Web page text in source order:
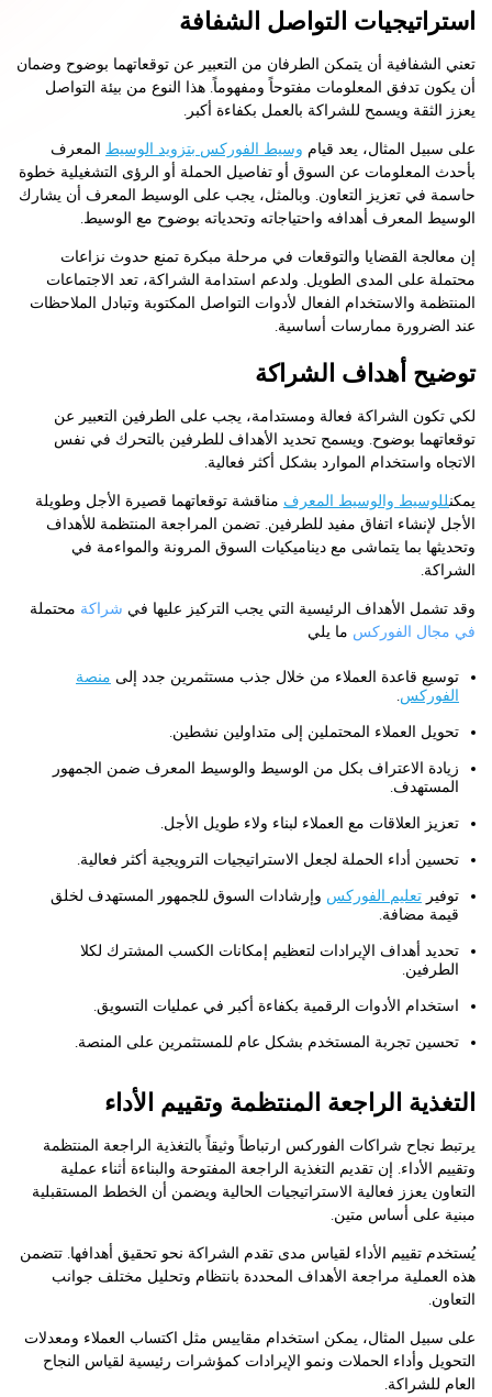
استراتيجيات التواصل الشفافة
تعني الشفافية أن يتمكن الطرفان من التعبير عن توقعاتهما بوضوح وضمان
أن يكون تدفق المعلومات مفتوحاً ومفهوماً. هذا النوع من بيئة التواصل
يعزز الثقة ويسمح للشراكة بالعمل بكفاءة أكبر.
على سبيل المثال، يعد قيام وسيط الفوركس بتزويد الوسيط المعرف
بأحدث المعلومات عن السوق أو تفاصيل الحملة أو الرؤى التشغيلية خطوة
حاسمة في تعزيز التعاون. وبالمثل، يجب على الوسيط المعرف أن يشارك
الوسيط المعرف أهدافه واحتياجاته وتحدياته بوضوح مع الوسيط.
إن معالجة القضايا والتوقعات في مرحلة مبكرة تمنع حدوث نزاعات
محتملة على المدى الطويل. ولدعم استدامة الشراكة، تعد الاجتماعات
المنتظمة والاستخدام الفعال لأدوات التواصل المكتوبة وتبادل الملاحظات
عند الضرورة ممارسات أساسية.
توضيح أهداف الشراكة
لكي تكون الشراكة فعالة ومستدامة، يجب على الطرفين التعبير عن
توقعاتهما بوضوح. ويسمح تحديد الأهداف للطرفين بالتحرك في نفس
الاتجاه واستخدام الموارد بشكل أكثر فعالية.
يمكنللوسيط والوسيط المعرف مناقشة توقعاتهما قصيرة الأجل وطويلة
الأجل لإنشاء اتفاق مفيد للطرفين. تضمن المراجعة المنتظمة للأهداف
وتحديثها بما يتماشى مع ديناميكيات السوق المرونة والمواءمة في
الشراكة.
وقد تشمل الأهداف الرئيسية التي يجب التركيز عليها في شراكة محتملة
في مجال الفوركس ما يلي
توسيع قاعدة العملاء من خلال جذب مستثمرين جدد إلى منصة
الفوركس.
تحويل العملاء المحتملين إلى متداولين نشطين.
زيادة الاعتراف بكل من الوسيط والوسيط المعرف ضمن الجمهور
المستهدف.
تعزيز العلاقات مع العملاء لبناء ولاء طويل الأجل.
تحسين أداء الحملة لجعل الاستراتيجيات الترويجية أكثر فعالية.
توفير تعليم الفوركس وإرشادات السوق للجمهور المستهدف لخلق
قيمة مضافة.
تحديد أهداف الإيرادات لتعظيم إمكانات الكسب المشترك لكلا
الطرفين.
استخدام الأدوات الرقمية بكفاءة أكبر في عمليات التسويق.
تحسين تجربة المستخدم بشكل عام للمستثمرين على المنصة.
التغذية الراجعة المنتظمة وتقييم الأداء
يرتبط نجاح شراكات الفوركس ارتباطاً وثيقاً بالتغذية الراجعة المنتظمة
وتقييم الأداء. إن تقديم التغذية الراجعة المفتوحة والبناءة أثناء عملية
التعاون يعزز فعالية الاستراتيجيات الحالية ويضمن أن الخطط المستقبلية
مبنية على أساس متين.
يُستخدم تقييم الأداء لقياس مدى تقدم الشراكة نحو تحقيق أهدافها. تتضمن
هذه العملية مراجعة الأهداف المحددة بانتظام وتحليل مختلف جوانب
التعاون.
على سبيل المثال، يمكن استخدام مقاييس مثل اكتساب العملاء ومعدلات
التحويل وأداء الحملات ونمو الإيرادات كمؤشرات رئيسية لقياس النجاح
العام للشراكة.